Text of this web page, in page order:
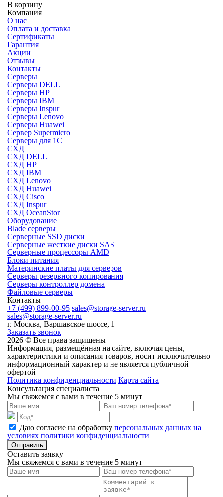
В корзину
Компания
О нас
Оплата и доставка
Сертификаты
Гарантия
Акции
Отзывы
Контакты
Серверы
Серверы DELL
Серверы HP
Серверы IBM
Серверы Inspur
Серверы Lenovo
Серверы Huawei
Сервер Supermicro
Серверы для 1C
СХД
СХД DELL
СХД HP
СХД IBM
СХД Lenovo
СХД Huawei
СХД Cisco
СХД Inspur
СХД OceanStor
Оборудование
Blade серверы
Серверные SSD диски
Cерверные жесткие диски SAS
Серверные процессоры AMD
Блоки питания
Материнские платы для серверов
Серверы резервного копирования
Серверы контроллер домена
Файловые серверы
Контакты
+7 (499) 899-00-95 sales@storage-server.ru
sales@storage-server.ru
г. Москва, Варшавское шоссе, 1
Заказать звонок
2026 © Все права защищены
Информация, размещённая на сайте, включая цены,
характеристики и описания товаров, носит исключительно
информационный характер и не является публичной
офертой
Политика конфиденциальности Карта сайта
Консультация специалиста
Мы свяжемся с вами в течение 5 минут
Даю согласие на обработку персональных данных на
условиях политики конфиденциальности
Отправить
Оставить заявку
Мы свяжемся с вами в течение 5 минут